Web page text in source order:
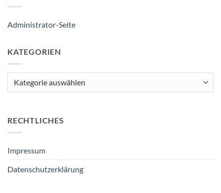
Administrator-Seite
KATEGORIEN
RECHTLICHES
Impressum
Datenschutzerklärung